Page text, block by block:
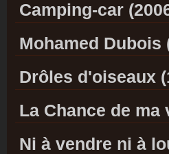
Camping-car
Mohamed Dubois
Drôles d'oiseaux
La Chance de ma
Ni à vendre ni à